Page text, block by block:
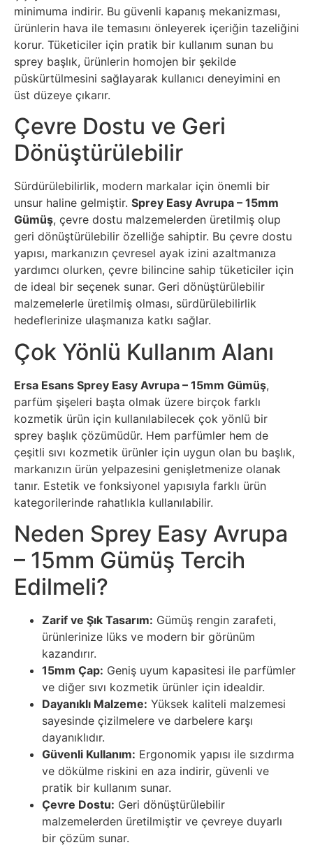
minimuma indirir. Bu güvenli kapanış mekanizması,
ürünlerin hava ile temasını önleyerek içeriğin tazeliğini
korur. Tüketiciler için pratik bir kullanım sunan bu
sprey başlık, ürünlerin homojen bir şekilde
püskürtülmesini sağlayarak kullanıcı deneyimini en
üst düzeye çıkarır.
Çevre Dostu ve Geri
Dönüştürülebilir
Sürdürülebilirlik, modern markalar için önemli bir
unsur haline gelmiştir. Sprey Easy Avrupa – 15mm
Gümüş, çevre dostu malzemelerden üretilmiş olup
geri dönüştürülebilir özelliğe sahiptir. Bu çevre dostu
yapısı, markanızın çevresel ayak izini azaltmanıza
yardımcı olurken, çevre bilincine sahip tüketiciler için
de ideal bir seçenek sunar. Geri dönüştürülebilir
malzemelerle üretilmiş olması, sürdürülebilirlik
hedeflerinize ulaşmanıza katkı sağlar.
Çok Yönlü Kullanım Alanı
Ersa Esans Sprey Easy Avrupa – 15mm Gümüş,
parfüm şişeleri başta olmak üzere birçok farklı
kozmetik ürün için kullanılabilecek çok yönlü bir
sprey başlık çözümüdür. Hem parfümler hem de
çeşitli sıvı kozmetik ürünler için uygun olan bu başlık,
markanızın ürün yelpazesini genişletmenize olanak
tanır. Estetik ve fonksiyonel yapısıyla farklı ürün
kategorilerinde rahatlıkla kullanılabilir.
Neden Sprey Easy Avrupa
– 15mm Gümüş Tercih
Edilmeli?
Zarif ve Şık Tasarım: Gümüş rengin zarafeti,
ürünlerinize lüks ve modern bir görünüm
kazandırır.
15mm Çap: Geniş uyum kapasitesi ile parfümler
ve diğer sıvı kozmetik ürünler için idealdir.
Dayanıklı Malzeme: Yüksek kaliteli malzemesi
sayesinde çizilmelere ve darbelere karşı
dayanıklıdır.
Güvenli Kullanım: Ergonomik yapısı ile sızdırma
ve dökülme riskini en aza indirir, güvenli ve
pratik bir kullanım sunar.
Çevre Dostu: Geri dönüştürülebilir
malzemelerden üretilmiştir ve çevreye duyarlı
bir çözüm sunar.